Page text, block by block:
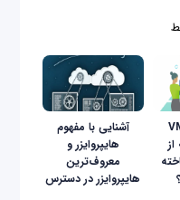
آشنایی با مفهوم
هایپروایزر و
معروف‌ترین
هایپروایزر در دسترس